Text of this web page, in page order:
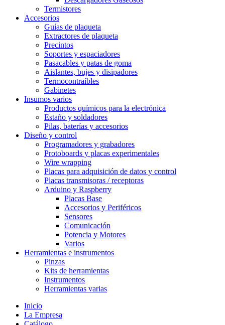
Termistores
Accesorios
Guías de plaqueta
Extractores de plaqueta
Precintos
Soportes y espaciadores
Pasacables y patas de goma
Aislantes, bujes y disipadores
Termocontraíbles
Gabinetes
Insumos varios
Productos químicos para la electrónica
Estaño y soldadores
Pilas, baterías y accesorios
Diseño y control
Programadores y grabadores
Protoboards y placas experimentales
Wire wrapping
Placas para adquisición de datos y control
Placas transmisoras / receptoras
Arduino y Raspberry
Placas Base
Accesorios y Periféricos
Sensores
Comunicación
Potencia y Motores
Varios
Herramientas e instrumentos
Pinzas
Kits de herramientas
Instrumentos
Herramientas varias
Inicio
La Empresa